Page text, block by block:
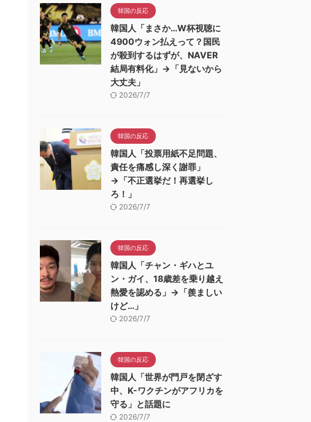
韓国の反応
韓国人「まさか…W杯視聴に
4900ウォン払えって？国民
が殺到するはずが、NAVER
結局有料化」→「見ないから
大丈夫」
2026/7/7
韓国の反応
韓国人「投票用紙不足問題、
責任を痛感し深く謝罪」
→「不正選挙だ！再選挙し
ろ！」
2026/7/7
韓国の反応
韓国人「チャン・ギハとユ
ン・ガイ、18歳差を乗り越え
熱愛を認める」→「羨ましい
けど…」
2026/7/7
韓国の反応
韓国人「世界が門戸を閉ざす
中、K-ワクチンがアフリカを
守る」と話題に
2026/7/7